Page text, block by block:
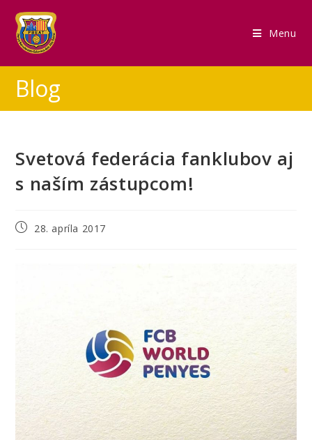
Menu
Blog
Svetová federácia fanklubov aj
s naším zástupcom!
28. apríla 2017